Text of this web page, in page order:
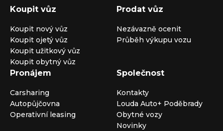
Koupit vůz
Koupit nový vůz
Koupit ojetý vůz
Koupit užitkový vůz
Koupit obytný vůz
Prodat vůz
Nezávazně ocenit
Průběh výkupu vozu
Pronájem
Carsharing
Autopůjčovna
Operativní leasing
Společnost
Kontakty
Louda Auto+ Poděbrady
Obytné vozy
Novinky